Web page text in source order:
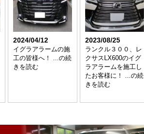
2024/04/12
イグラアラームの施
工の皆様へ！ ...の続
きを読む
2023/08/25
ランクル３００、レ
クサスLX600のイグ
ラアラームを施工し
たお客様に！ ...の続
きを読む